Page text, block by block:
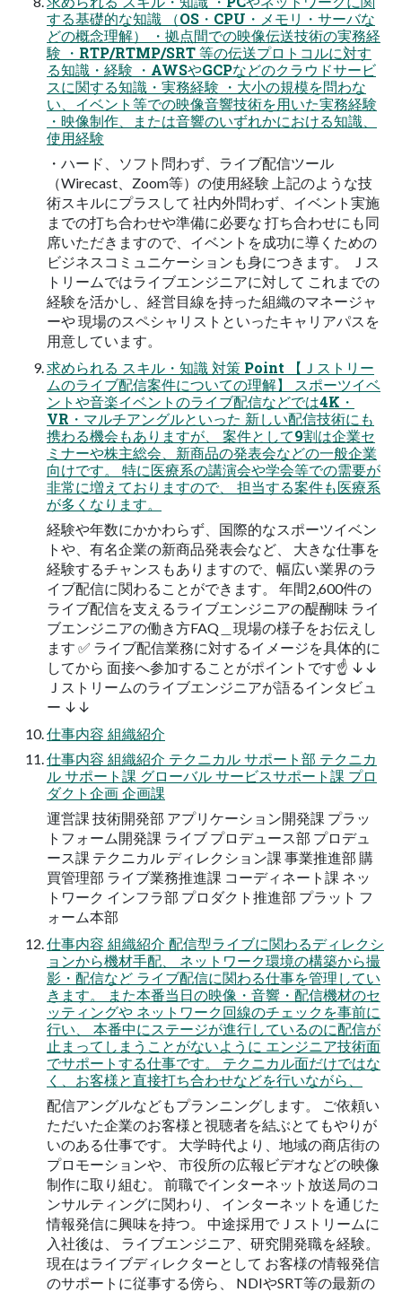
する基礎的な知識 （OS・CPU・メモリ・サーバな
どの概念理解） ・拠点間での映像伝送技術の実務経
験 ・RTP/RTMP/SRT 等の伝送プロトコルに対す
る知識・経験 ・AWSやGCPなどのクラウドサービ
スに関する知識・実務経験 ・大小の規模を問わな
い、イベント等での映像音響技術を用いた実務経験
・映像制作、または音響のいずれかにおける知識、
使用経験
・ハード、ソフト問わず、ライブ配信ツール
（Wirecast、Zoom等）の使用経験 上記のような技
術スキルにプラスして 社内外問わず、イベント実施
までの打ち合わせや準備に必要な 打ち合わせにも同
席いただきますので、イベントを成功に導くための
ビジネスコミュニケーションも身につきます。 Ｊス
トリームではライブエンジニアに対して これまでの
経験を活かし、経営目線を持った組織のマネージャ
ーや 現場のスペシャリストといったキャリアパスを
用意しています。
求められる スキル・知識 対策 Point 【Ｊストリー
ムのライブ配信案件についての理解】 スポーツイベ
ントや音楽イベントのライブ配信などでは4K・
VR・マルチアングルといった 新しい配信技術にも
携わる機会もありますが、 案件として9割は企業セ
ミナーや株主総会、新商品の発表会などの一般企業
向けです。 特に医療系の講演会や学会等での需要が
非常に増えておりますので、 担当する案件も医療系
が多くなります。
経験や年数にかかわらず、国際的なスポーツイベン
トや、有名企業の新商品発表会など、 大きな仕事を
経験するチャンスもありますので、幅広い業界のラ
イブ配信に関わることができます。 年間2,600件の
ライブ配信を支えるライブエンジニアの醍醐味 ライ
ブエンジニアの働き方FAQ＿現場の様子をお伝えし
ます ✅ ライブ配信業務に対するイメージを具体的に
してから 面接へ参加することがポイントです☝ ↓↓
Ｊストリームのライブエンジニアが語るインタビュ
ー ↓↓
仕事内容 組織紹介
仕事内容 組織紹介 テクニカル サポート部 テクニカ
ル サポート課 グローバル サービスサポート課 プロ
ダクト企画 企画課
運営課 技術開発部 アプリケーション開発課 プラッ
トフォーム開発課 ライブ プロデュース部 プロデュ
ース課 テクニカル ディレクション課 事業推進部 購
買管理部 ライブ業務推進課 コーディネート課 ネッ
トワーク インフラ部 プロダクト推進部 プラット フ
ォーム本部
仕事内容 組織紹介 配信型ライブに関わるディレクシ
ョンから機材手配、 ネットワーク環境の構築から撮
影・配信など ライブ配信に関わる仕事を管理してい
きます。 また本番当日の映像・音響・配信機材のセ
ッティングや ネットワーク回線のチェックを事前に
行い、 本番中にステージが進行しているのに配信が
止まってしまうことがないように エンジニア技術面
でサポートする仕事です。 テクニカル面だけではな
く、お客様と直接打ち合わせなどを行いながら、
配信アングルなどもプランニングします。 ご依頼い
ただいた企業のお客様と視聴者を結ぶとてもやりが
いのある仕事です。 大学時代より、地域の商店街の
プロモーションや、 市役所の広報ビデオなどの映像
制作に取り組む。 前職でインターネット放送局のコ
ンサルティングに関わり、 インターネットを通じた
情報発信に興味を持つ。 中途採用でＪストリームに
入社後は、 ライブエンジニア、研究開発職を経験。
現在はライブディレクターとして お客様の情報発信
のサポートに従事する傍ら、 NDIやSRT等の最新の